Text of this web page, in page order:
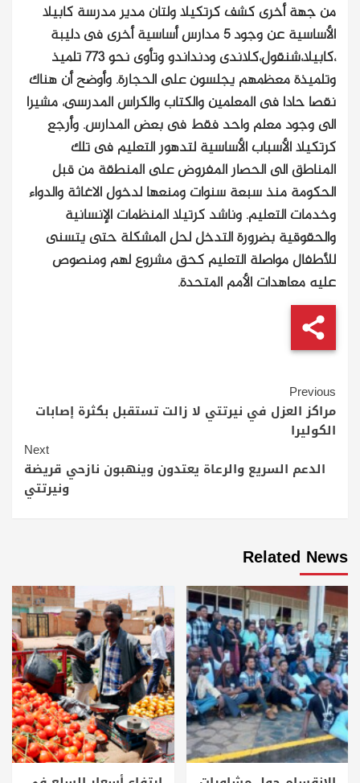
من جهة أخرى كشف كرتكيلا ولتان مدير مدرسة كابيلا
الأساسية عن وجود 5 مدارس أساسية أخرى فى دليبة
،كابيلا،شنقول،كلاندى ودنداندو وتأوى نحو 773 تلميذ
وتلميذة معظمهم يجلسون على الحجارة. وأوضح أن هناك
نقصا حادا فى المعلمين والكتاب والكراس المدرسى، مشيرا
الى وجود معلم واحد فقط فى بعض المدارس. وأرجع
كرتكيلا الأسباب الأساسية لتدهور التعليم فى تلك
المناطق الى الحصار المفروض على المنطقة من قبل
الحكومة منذ سبعة سنوات ومنعها لدخول الاغاثة والدواء
وخدمات التعليم. وناشد كرتيلا المنظمات الإنسانية
والحقوقية بضرورة التدخل لحل المشكلة حتى يتسنى
للأطفال مواصلة التعليم كحق مشروع لهم ومنصوص
عليه معاهدات الأمم المتحدة.
Continue
Reading
Previous
مراكز العزل في نيرتتي لا زالت تستقبل بكثرة إصابات
الكوليرا
Next
الدعم السريع والرعاة يعتدون وينهبون نازحي قريضة
ونيرتتي
Related News